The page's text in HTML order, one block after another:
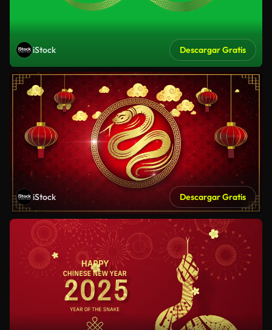
iStock Descargar Gratis
iStock Descargar Gratis